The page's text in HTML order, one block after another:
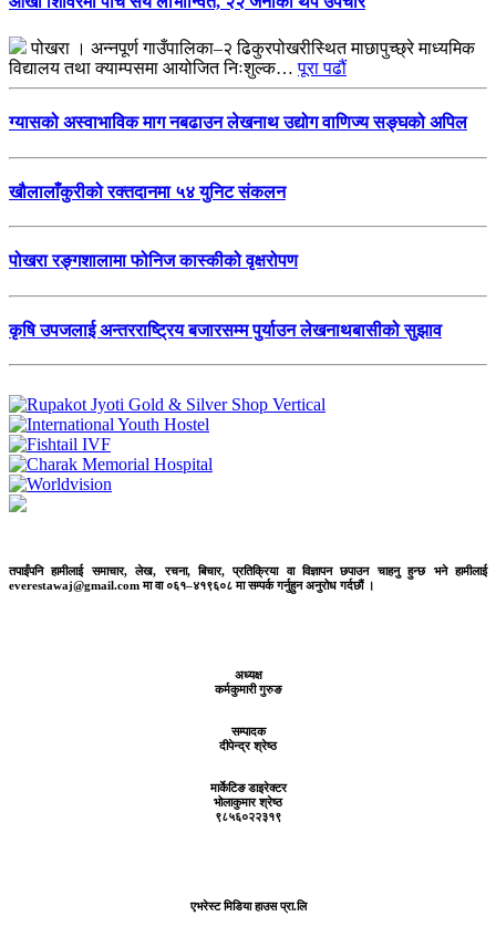
पोखरा । अन्नपूर्ण गाउँपालिका–२ ढिकुरपोखरीस्थित माछापुच्छ्रे माध्यमिक
विद्यालय तथा क्याम्पसमा आयोजित निःशुल्क…पूरा पढौं
ग्यासको अस्वाभाविक माग नबढाउन लेखनाथ उद्योग वाणिज्य सङ्घको अपिल
खौलालाँकुरीको रक्तदानमा ५४ युनिट संकलन
पोखरा रङ्गशालामा फोनिज कास्कीको वृक्षरोपण
कृषि उपजलाई अन्तरराष्ट्रिय बजारसम्म पुर्याउन लेखनाथबासीको सुझाव
तपाईंपनि हामीलाई समाचार, लेख, रचना, बिचार, प्रतिक्रिया वा विज्ञापन छपाउन चाहनु हुन्छ भने हामीलाई
everestawaj@gmail.com मा वा ०६१–४१९६०८ मा सम्पर्क गर्नुहुन अनुरोध गर्दछौं ।
अध्यक्ष
कर्मकुमारी गुरुङ
सम्पादक
दीपेन्द्र श्रेष्ठ
मार्केटिङ डाइरेक्टर
भोलाकुमार श्रेष्ठ
९८५६०२२३१९
एभरेस्ट मिडिया हाउस प्रा.लि